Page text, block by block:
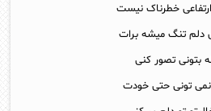
خطرناک نیست
دلم تنگ میشه برات
بتونی تصور کنی
تونی حتی خودت